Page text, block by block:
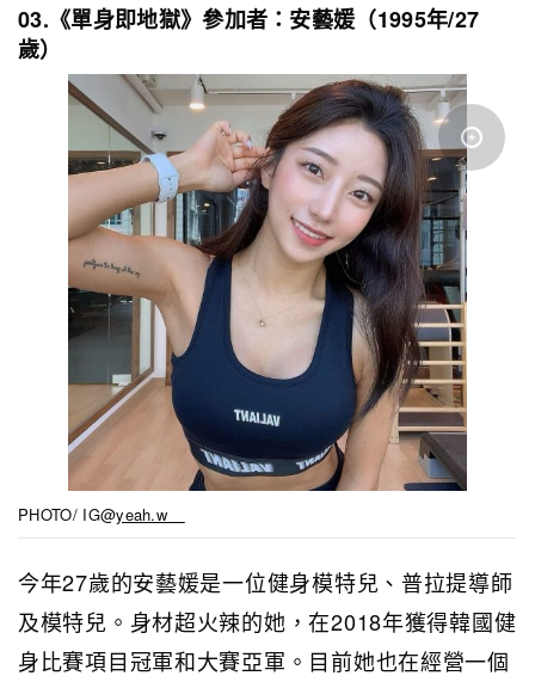
03.《單身即地獄》參加者：安藝媛（1995年/27
歲）
PHOTO/ IG@yeah.w__
今年27歲的安藝媛是一位健身模特兒、 普拉提導師
及模特兒 。身材超火辣的她，在2018年獲得韓國健
身比賽項目冠軍和大賽亞軍。目前她也在經營一個